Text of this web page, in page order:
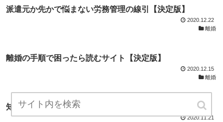
派遣元か先かで悩まない労務管理の線引【決定版】
2020.12.22
離婚
離婚の手順で困ったら読むサイト【決定版】
2020.12.15
離婚
知っているようで知らない円満離婚の方法【決定版】
2020.11.21